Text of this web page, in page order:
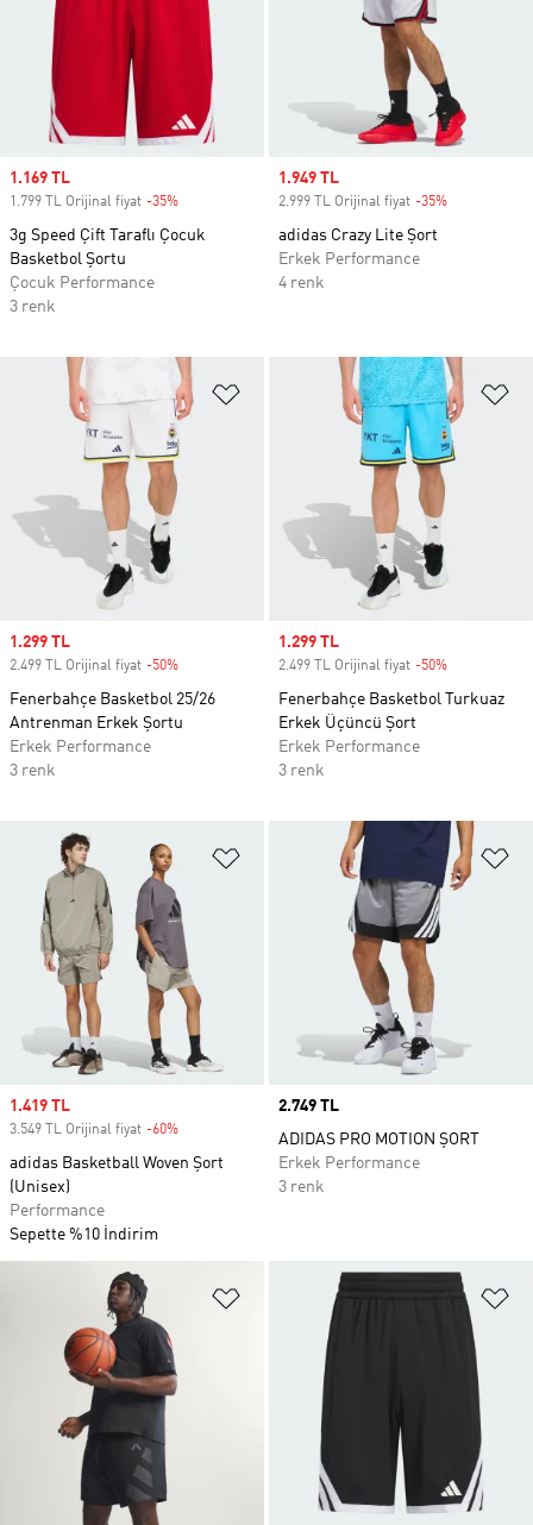
Sale price
1.169 TL
1.799 TL Orijinal fiyat -35%
3g Speed Çift Taraflı Çocuk
Basketbol Şortu
Çocuk Performance
3 renk
Sale price
1.949 TL
2.999 TL Orijinal fiyat -35%
adidas Crazy Lite Şort
Erkek Performance
4 renk
Favori Listesine Ekle
Sale price
1.299 TL
2.499 TL Orijinal fiyat -50%
Fenerbahçe Basketbol 25/26
Antrenman Erkek Şortu
Erkek Performance
3 renk
Sale price
1.299 TL
2.499 TL Orijinal fiyat -50%
Fenerbahçe Basketbol Turkuaz
Erkek Üçüncü Şort
Erkek Performance
3 renk
Favori Listesine Ekle
Sale price
1.419 TL
3.549 TL Orijinal fiyat -60%
adidas Basketball Woven Şort
(Unisex)
Performance
Sepette %10 İndirim
Price
2.749 TL
ADIDAS PRO MOTION ŞORT
Erkek Performance
3 renk
Favori Listesine Ekle